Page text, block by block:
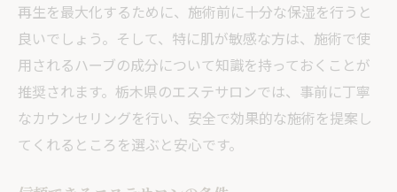
再生を最大化するために、施術前に十分な保湿を行うと
良いでしょう。そして、特に肌が敏感な方は、施術で使
用されるハーブの成分について知識を持っておくことが
推奨されます。栃木県のエステサロンでは、事前に丁寧
なカウンセリングを行い、安全で効果的な施術を提案し
てくれるところを選ぶと安心です。